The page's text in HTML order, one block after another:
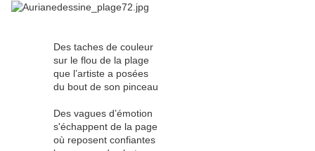
Des taches de couleur
sur le flou de la plage
que l’artiste a posées
du bout de son pinceau
Des vagues d’émotion
s'échappent de la page
où reposent confiantes